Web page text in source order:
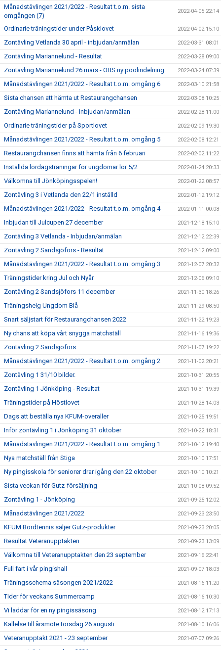
Månadstävlingen 2021/2022 - Resultat t.o.m. sista
omgången (7)
2022-04-05 22:14
Ordinarie träningstider under Påsklovet 2022-04-02 15:10
Zontävling Vetlanda 30 april - inbjudan/anmälan 2022-03-31 08:01
Zontävling Mariannelund - Resultat 2022-03-28 09:00
Zontävling Mariannelund 26 mars - OBS ny poolindelning 2022-03-24 07:39
Månadstävlingen 2021/2022 - Resultat t.o.m. omgång 6 2022-03-10 21:58
Sista chansen att hämta ut Restaurangchansen 2022-03-08 10:25
Zontävling Mariannelund - Inbjudan/anmälan 2022-02-28 11:00
Ordinarie träningstider på Sportlovet 2022-02-09 19:30
Månadstävlingen 2021/2022 - Resultat t.o.m. omgång 5 2022-02-08 12:21
Restaurangchansen finns att hämta från 6 februari 2022-02-02 11:22
Inställda lördagsträningar för ungdomar lör 5/2 2022-01-24 20:33
Välkomna till Jönköpingsspelen! 2022-01-22 08:57
Zontävling 3 i Vetlanda den 22/1 inställd 2022-01-12 19:12
Månadstävlingen 2021/2022 - Resultat t.o.m. omgång 4 2022-01-11 00:08
Inbjudan till Julcupen 27 december 2021-12-18 15:10
Zontävling 3 Vetlanda - Inbjudan/anmälan 2021-12-12 22:39
Zontävling 2 Sandsjöfors - Resultat 2021-12-12 09:00
Månadstävlingen 2021/2022 - Resultat t.o.m. omgång 3 2021-12-07 20:32
Träningstider kring Jul och Nyår 2021-12-06 09:10
Zontävling 2 Sandsjöfors 11 december 2021-11-30 18:26
Träningshelg Ungdom Blå 2021-11-29 08:50
Snart säljstart för Restaurangchansen 2022 2021-11-22 19:23
Ny chans att köpa vårt snygga matchställ 2021-11-16 19:36
Zontävling 2 Sandsjöfors 2021-11-07 19:22
Månadstävlingen 2021/2022 - Resultat t.o.m. omgång 2 2021-11-02 20:21
Zontävling 1 31/10 bilder. 2021-10-31 20:55
Zontävling 1 Jönköping - Resultat 2021-10-31 19:39
Träningstider på Höstlovet 2021-10-28 14:03
Dags att beställa nya KFUM-overaller 2021-10-25 19:51
Inför zontävling 1 i Jönköping 31 oktober 2021-10-22 18:31
Månadstävlingen 2021/2022 - Resultat t.o.m. omgång 1 2021-10-12 19:40
Nya matchställ från Stiga 2021-10-10 17:51
Ny pingisskola för seniorer drar igång den 22 oktober 2021-10-10 10:21
Sista veckan för Gutz-försäljning 2021-10-08 09:52
Zontävling 1 - Jönköping 2021-09-25 12:02
Månadstävlingen 2021/2022 2021-09-23 23:50
KFUM Bordtennis säljer Gutz-produkter 2021-09-23 20:05
Resultat Veteranupptakten 2021-09-23 13:09
Välkomna till Veteranupptakten den 23 september 2021-09-16 22:41
Full fart i vår pingishall 2021-09-07 18:03
Träningsschema säsongen 2021/2022 2021-08-16 11:20
Tider för veckans Summercamp 2021-08-16 10:30
Vi laddar för en ny pingissäsong 2021-08-12 17:13
Kallelse till årsmöte torsdag 26 augusti 2021-08-10 16:06
Veteranupptakt 2021 - 23 september 2021-07-07 09:26